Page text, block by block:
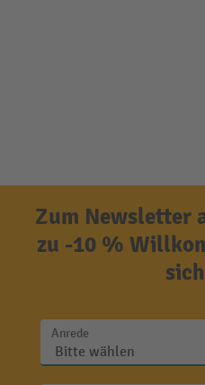
Zum Newsletter
zu -10 %
Anrede